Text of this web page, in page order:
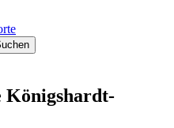
Königshardt-